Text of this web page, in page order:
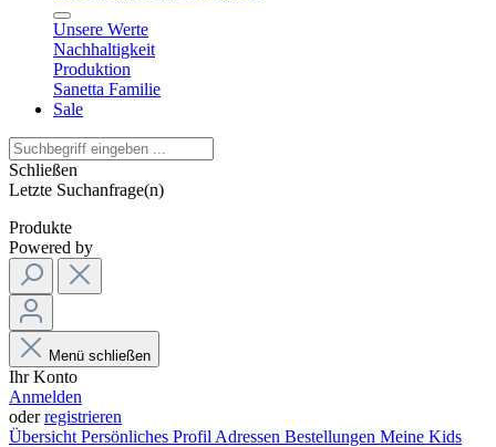
Unsere Werte
Nachhaltigkeit
Produktion
Sanetta Familie
Sale
Schließen
Letzte Suchanfrage(n)
Produkte
Powered by
Menü schließen
Ihr Konto
Anmelden
oderregistrieren
Übersicht Persönliches Profil Adressen Bestellungen Meine Kids